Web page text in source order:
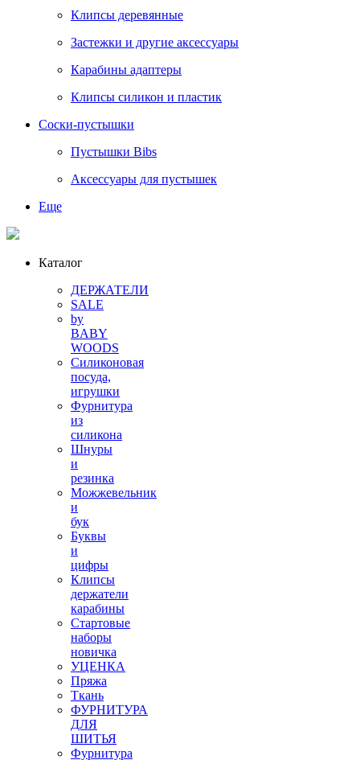
Клипсы деревянные
Застежки и другие аксессуары
Карабины адаптеры
Клипсы силикон и пластик
Соски-пустышки
Пустышки Bibs
Аксессуары для пустышек
Еще
Каталог
ДЕРЖАТЕЛИ
SALE
by
BABY
WOODS
Силиконовая
посуда,
игрушки
Фурнитура
из
силикона
Шнуры
и
резинка
Можжевельник
и
бук
Буквы
и
цифры
Клипсы
держатели
карабины
Стартовые
наборы
новичка
УЦЕНКА
Пряжа
Ткань
ФУРНИТУРА
ДЛЯ
ШИТЬЯ
Фурнитура